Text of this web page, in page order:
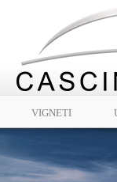
VIGNETI